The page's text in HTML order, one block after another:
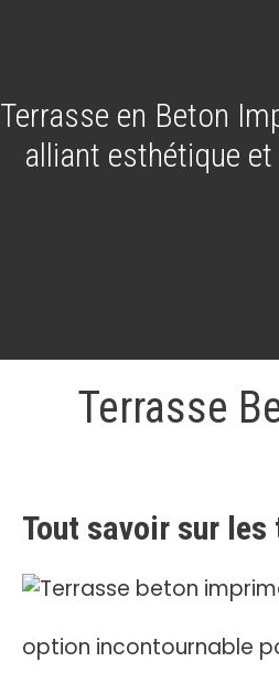
Terrasse en Beton
alliant esthétique
Terrasse
Tout savoir sur
option incontournable